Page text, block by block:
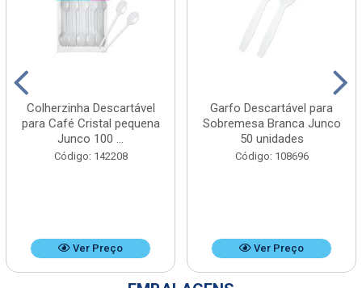
Colherzinha Descartável
para Café Cristal pequena
Junco 100 ...
Código: 142208
Ver Preço
Garfo Descartável para
Sobremesa Branca Junco
50 unidades
Código: 108696
Ver Preço